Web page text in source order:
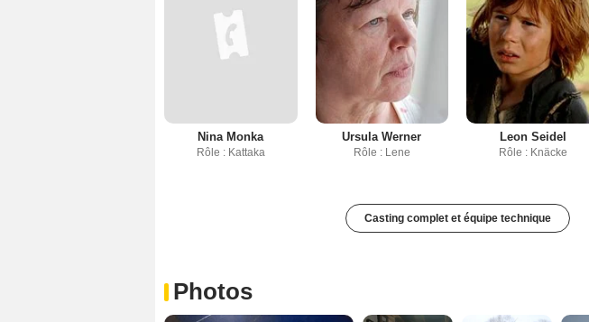
Nina Monka
Rôle : Kattaka
Ursula Werner
Rôle : Lene
Leon Seidel
Rôle : Knäcke
Casting complet et équipe technique
Photos